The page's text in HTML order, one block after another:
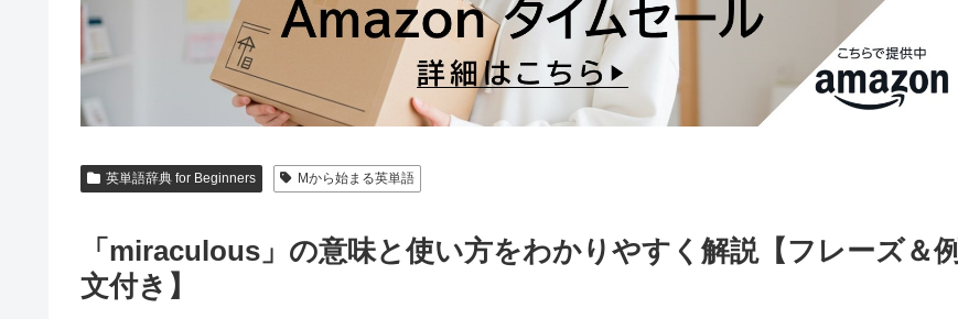
英単語辞典 for Beginners Mから始まる英単語
「miraculous」の意味と使い方をわかりやすく解説【フレーズ＆例
文付き】